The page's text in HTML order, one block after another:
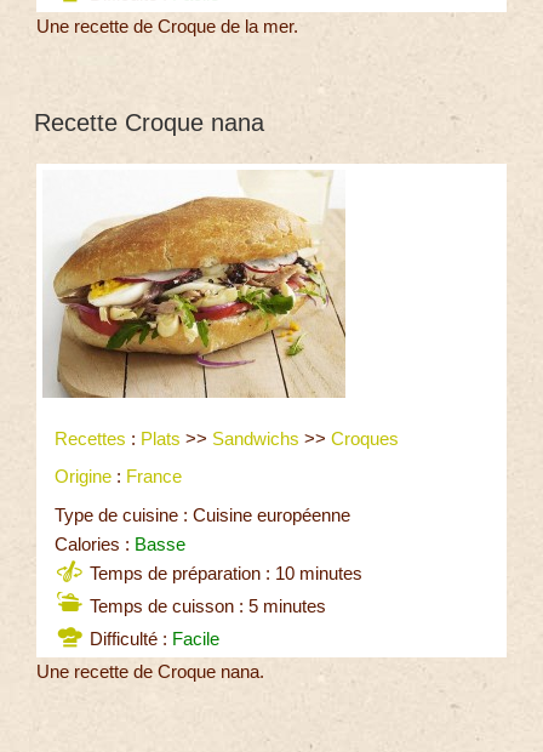
Une recette de Croque de la mer.
Recette Croque nana
Recettes : Plats >> Sandwichs >> Croques
Origine : France
Type de cuisine : Cuisine européenne
Calories : Basse
Temps de préparation : 10 minutes
Temps de cuisson : 5 minutes
Difficulté : Facile
Une recette de Croque nana.